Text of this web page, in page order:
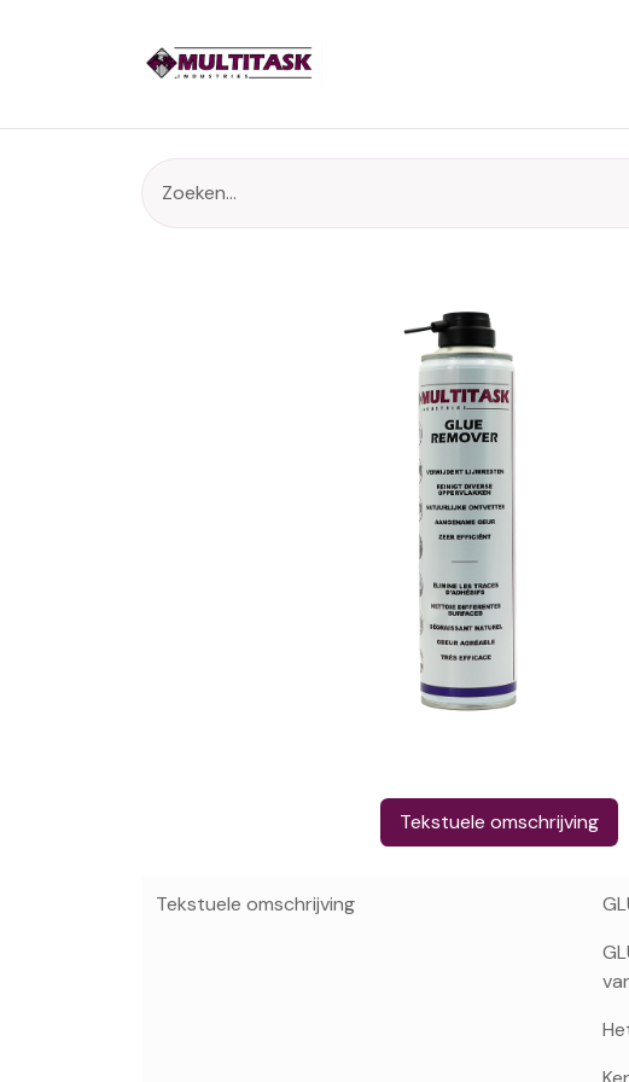
Tekstuele omschrijving
Tekstuele omschrijving